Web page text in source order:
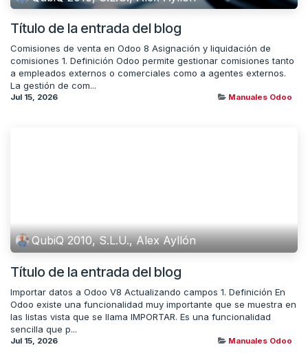
Título de la entrada del blog
Comisiones de venta en Odoo 8 Asignación y liquidación de
comisiones 1. Definición Odoo permite gestionar comisiones tanto
a empleados externos o comerciales como a agentes externos.
La gestión de com...
Jul 15, 2026 Manuales Odoo
QubiQ 2010, S.L.U., Alex Ayllón
Título de la entrada del blog
Importar datos a Odoo V8 Actualizando campos 1. Definición En
Odoo existe una funcionalidad muy importante que se muestra en
las listas vista que se llama IMPORTAR. Es una funcionalidad
sencilla que p...
Jul 15, 2026 Manuales Odoo